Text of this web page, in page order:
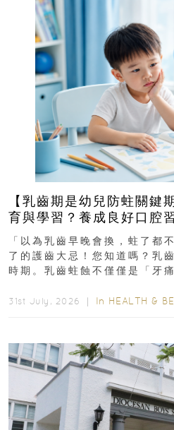
【乳齒期是幼兒防蛀關鍵
育與學習？養成良好口腔習慣， 舒適
瑯質 兒童牙膏防護指南
「以為乳齒早晚會換，蛀了都
了的護齒大忌！您知道嗎？乳
時期。乳齒蛀蝕不僅僅是「牙
31st July, 2026 ｜ In HEALTH &